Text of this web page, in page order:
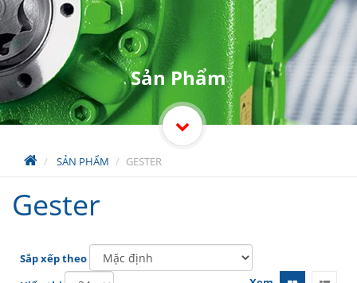
SẢN PHẨM GESTER
Sản Phẩm
Gester
Sắp xếp theo